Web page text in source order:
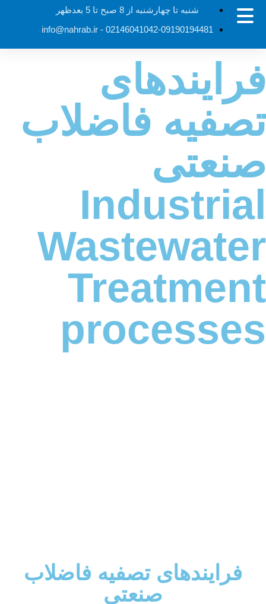
شنبه تا چهارشنبه از 8 صبح تا 5 بعدظهر
02146041042-09190194481 -
info@nahrab.ir
فرایندهای
تصفیه فاضلاب
صنعتی
Industrial
Wastewater
Treatment
processes
فرایندهای تصفیه فاضلاب
صنعتی